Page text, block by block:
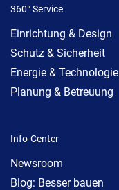
360° Service
Einrichtung & Design
Schutz & Sicherheit
Energie & Technologie
Planung & Betreuung
Info-Center
Newsroom
Blog: Besser bauen